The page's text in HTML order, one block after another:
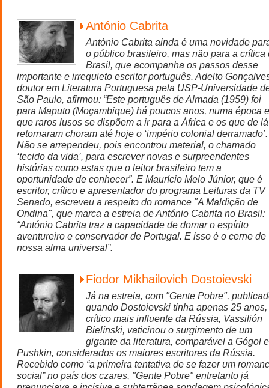
António Cabrita
António Cabrita ainda é uma novidade
o público brasileiro, mas não para a crítica
Brasil, que acompanha os passos desse
importante e irrequieto escritor português. Adelto
doutor em Literatura Portuguesa pela USP-Universidade
São Paulo, afirmou: “Este português de Almada (1959) foi
para Maputo (Moçambique) há poucos anos, numa época
que raros lusos se dispõem a ir para a África e os que de lá
retornaram choram até hoje o ‘império colonial derramado’.
Não se arrependeu, pois encontrou material, o chamado
‘tecido da vida’, para escrever novas e surpreendentes
histórias como estas que o leitor brasileiro tem a
oportunidade de conhecer”. E Maurício Melo Júnior, que é
escritor, crítico e apresentador do programa Leituras da TV
Senado, escreveu a respeito do romance "A Maldição de
Ondina", que marca a estreia de António Cabrita no Brasil:
“António Cabrita traz a capacidade de domar o espírito
aventureiro e conservador de Portugal. E isso é o cerne de
nossa alma universal”.
Fiodor Mikhailovich Dostoievski
Já na estreia, com "Gente Pobre",
quando Dostoievski tinha apenas 25 anos,
crítico mais influente da Rússia, Vassilión
Bielínski, vaticinou o surgimento de um
gigante da literatura, comparável a Gógol e
Pushkin, considerados os maiores escritores da Rússia.
Recebido como “a primeira tentativa de se fazer um
social” no país dos czares, "Gente Pobre" entretanto já